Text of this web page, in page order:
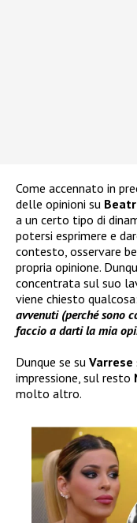
Come accennato in
delle opinioni su
a un certo tipo di
potersi esprimere e
contesto, osservare
propria opinione.
concentrata sul suo
viene chiesto qualcosa:
avvenuti (perché sono
faccio a darti la mia
Dunque se su Varrese
impressione, sul resto
molto altro.